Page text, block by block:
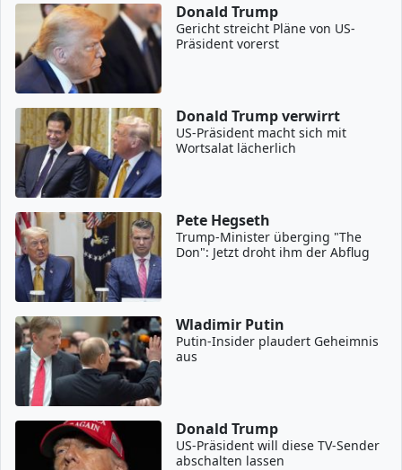
Donald Trump
Gericht streicht Pläne von US-
Präsident vorerst
Donald Trump verwirrt
US-Präsident macht sich mit
Wortsalat lächerlich
Pete Hegseth
Trump-Minister überging "The
Don": Jetzt droht ihm der Abflug
Wladimir Putin
Putin-Insider plaudert Geheimnis
aus
Donald Trump
US-Präsident will diese TV-Sender
abschalten lassen